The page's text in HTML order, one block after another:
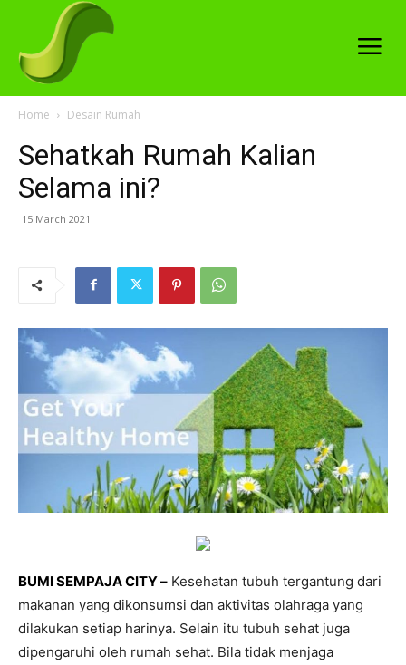
Home Desain Rumah
Sehatkah Rumah Kalian
Selama ini?
15 March 2021
BUMI SEMPAJA CITY – Kesehatan tubuh tergantung dari
makanan yang dikonsumsi dan aktivitas olahraga yang
dilakukan setiap harinya. Selain itu tubuh sehat juga
dipengaruhi oleh rumah sehat. Bila tidak menjaga